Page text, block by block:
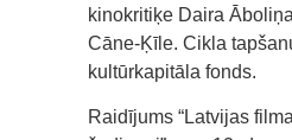
kinokritiķe Daira
Cāne-Ķīle. Cikla
kultūrkapitāla fonds.
Raidījums “Latvijas